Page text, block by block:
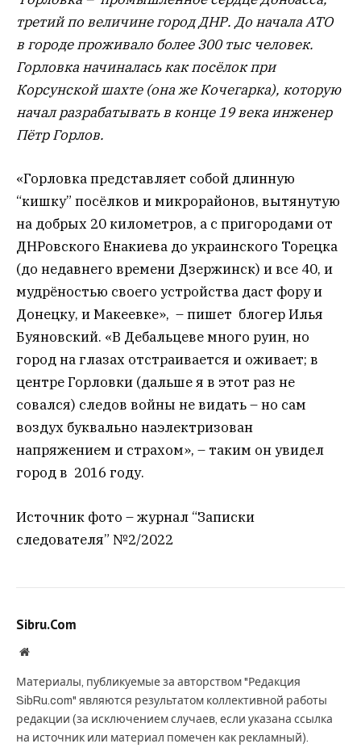
третий по величине город ДНР. До начала АТО
в городе проживало более 300 тыс человек.
Горловка начиналась как посёлок при
Корсунской шахте (она же Кочегарка), которую
начал разрабатывать в конце 19 века инженер
Пётр Горлов.
«Горловка представляет собой длинную
“кишку” посёлков и микрорайонов, вытянутую
на добрых 20 километров, а с пригородами от
ДНРовского Енакиева до украинского Торецка
(до недавнего времени Дзержинск) и все 40, и
мудрёностью своего устройства даст фору и
Донецку, и Макеевке», – пишет блогер Илья
Буяновский. «В Дебальцеве много руин, но
город на глазах отстраивается и оживает; в
центре Горловки (дальше я в этот раз не
совался) следов войны не видать – но сам
воздух буквально наэлектризован
напряжением и страхом», – таким он увидел
город в 2016 году.
Источник фото – журнал “Записки
следователя” №2/2022
Sibru.Com
Website
Материалы, публикуемые за авторством "Редакция
SibRu.com" являются результатом коллективной работы
редакции (за исключением случаев, если указана ссылка
на источник или материал помечен как рекламный).